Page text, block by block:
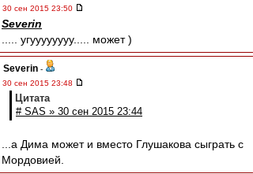
30 сен 2015 23:50
Severin
..... угуууууууу..... может )
Severin -
30 сен 2015 23:48
Цитата
# SAS » 30 сен 2015 23:44
...а Дима может и вместо Глушакова сыграть с
Мордовией.